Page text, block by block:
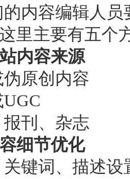
内容编辑人员
里主要有五个
内容来源
原创内容
刊、杂志
细节优化
键词、描述设